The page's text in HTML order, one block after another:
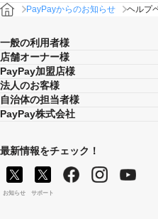
PayPayからのお知らせ ヘルプ
一般の利用者様
店舗オーナー様
PayPay加盟店様
法人のお客様
自治体の担当者様
PayPay株式会社
最新情報をチェック！
お知らせ サポート